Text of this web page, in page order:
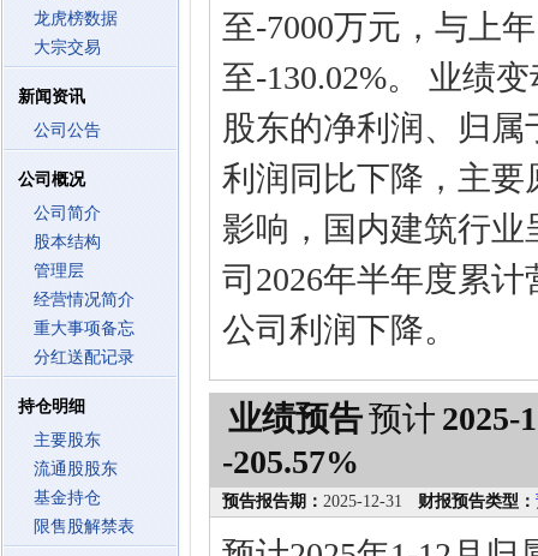
龙虎榜数据
大宗交易
新闻资讯
公司公告
公司概况
公司简介
股本结构
管理层
经营情况简介
重大事项备忘
分红送配记录
持仓明细
主要股东
流通股股东
基金持仓
限售股解禁表
至-7000万元，与上
至-130.02%。 业绩
股东的净利润、归
利润同比下降，主
影响，国内建筑行
司2026年半年度累
公司利润下降。
业绩预告预计 2025-
-205.57%
预告报告期： 2025-12-31 财报预告类型：